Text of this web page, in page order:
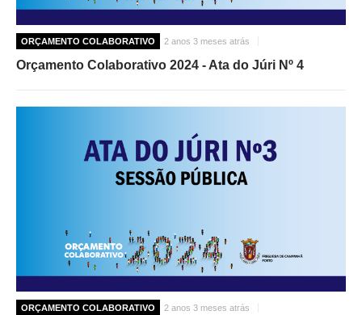
ORÇAMENTO COLABORATIVO 2 anos 3 meses atrás
Orçamento Colaborativo 2024 - Ata do Júri Nº 4
ORÇAMENTO COLABORATIVO 2 anos 3 meses atrás